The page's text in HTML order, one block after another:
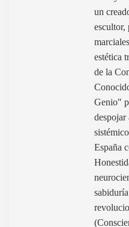
un
escultor,
estética
de la
Genio"
despojar
España